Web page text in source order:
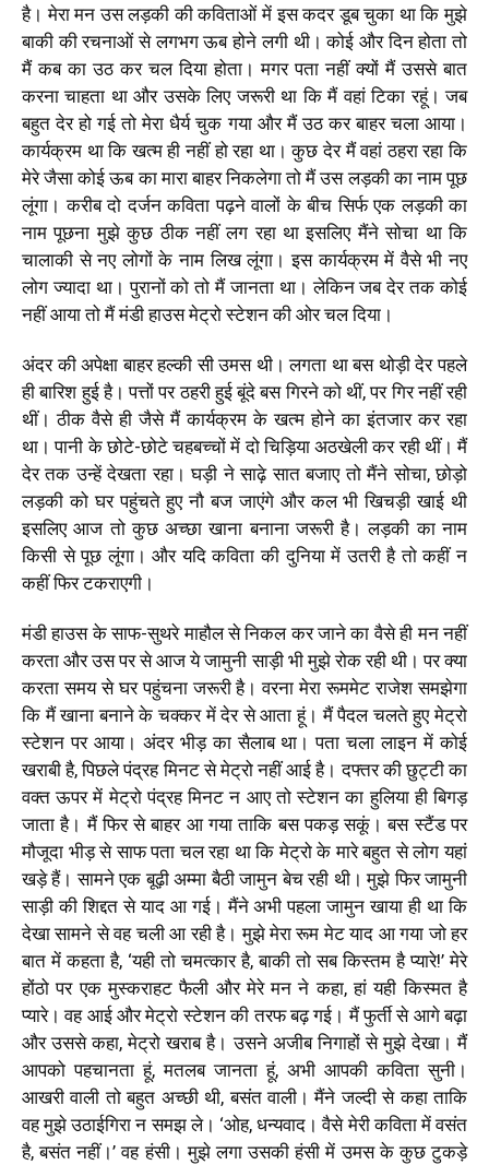
है। मेरा मन उस लड़की की कविताओं में इस कदर डूब चुका था कि मुझे
बाकी की रचनाओं से लगभग ऊब होने लगी थी। कोई और दिन होता तो
मैं कब का उठ कर चल दिया होता। मगर पता नहीं क्यों मैं उससे बात
करना चाहता था और उसके लिए जरूरी था कि मैं वहां टिका रहूं। जब
बहुत देर हो गई तो मेरा धैर्य चुक गया और मैं उठ कर बाहर चला आया।
कार्यक्रम था कि खत्म ही नहीं हो रहा था। कुछ देर मैं वहां ठहरा रहा कि
मेरे जैसा कोई ऊब का मारा बाहर निकलेगा तो मैं उस लड़की का नाम पूछ
लूंगा। करीब दो दर्जन कविता पढ़ने वालों के बीच सिर्फ एक लड़की का
नाम पूछना मुझे कुछ ठीक नहीं लग रहा था इसलिए मैंने सोचा था कि
चालाकी से नए लोगों के नाम लिख लूंगा। इस कार्यक्रम में वैसे भी नए
लोग ज्यादा था। पुरानों को तो मैं जानता था। लेकिन जब देर तक कोई
नहीं आया तो मैं मंडी हाउस मेट्रो स्टेशन की ओर चल दिया।
अंदर की अपेक्षा बाहर हल्की सी उमस थी। लगता था बस थोड़ी देर पहले
ही बारिश हुई है। पत्तों पर ठहरी हुई बूंदे बस गिरने को थीं, पर गिर नहीं रही
थीं। ठीक वैसे ही जैसे मैं कार्यक्रम के खत्म होने का इंतजार कर रहा
था। पानी के छोटे-छोटे चहबच्चों में दो चिड़िया अठखेली कर रही थीं। मैं
देर तक उन्हें देखता रहा। घड़ी ने साढ़े सात बजाए तो मैंने सोचा, छोड़ो
लड़की को घर पहुंचते हुए नौ बज जाएंगे और कल भी खिचड़ी खाई थी
इसलिए आज तो कुछ अच्छा खाना बनाना जरूरी है। लड़की का नाम
किसी से पूछ लूंगा। और यदि कविता की दुनिया में उतरी है तो कहीं न
कहीं फिर टकराएगी।
मंडी हाउस के साफ-सुथरे माहौल से निकल कर जाने का वैसे ही मन नहीं
करता और उस पर से आज ये जामुनी साड़ी भी मुझे रोक रही थी। पर क्या
करता समय से घर पहुंचना जरूरी है। वरना मेरा रूममेट राजेश समझेगा
कि मैं खाना बनाने के चक्कर में देर से आता हूं। मैं पैदल चलते हुए मेट्रो
स्टेशन पर आया। अंदर भीड़ का सैलाब था। पता चला लाइन में कोई
खराबी है, पिछले पंद्रह मिनट से मेट्रो नहीं आई है। दफ्तर की छुट्टी का
वक्त ऊपर में मेट्रो पंद्रह मिनट न आए तो स्टेशन का हुलिया ही बिगड़
जाता है। मैं फिर से बाहर आ गया ताकि बस पकड़ सकूं। बस स्टैंड पर
मौजूदा भीड़ से साफ पता चल रहा था कि मेट्रो के मारे बहुत से लोग यहां
खड़े हैं। सामने एक बूढ़ी अम्मा बैठी जामुन बेच रही थी। मुझे फिर जामुनी
साड़ी की शिद्दत से याद आ गई। मैंने अभी पहला जामुन खाया ही था कि
देखा सामने से वह चली आ रही है। मुझे मेरा रूम मेट याद आ गया जो हर
बात में कहता है, ‘यही तो चमत्कार है, बाकी तो सब किस्तम है प्यारे!’ मेरे
होंठो पर एक मुस्कराहट फैली और मेरे मन ने कहा, हां यही किस्मत है
प्यारे। वह आई और मेट्रो स्टेशन की तरफ बढ़ गई। मैं फुर्ती से आगे बढ़ा
और उससे कहा, मेट्रो खराब है। उसने अजीब निगाहों से मुझे देखा। मैं
आपको पहचानता हूं, मतलब जानता हूं, अभी आपकी कविता सुनी।
आखरी वाली तो बहुत अच्छी थी, बसंत वाली। मैंने जल्दी से कहा ताकि
वह मुझे उठाईगिरा न समझ ले। ‘ओह, धन्यवाद। वैसे मेरी कविता में वसंत
है, बसंत नहीं।’ वह हंसी। मुझे लगा उसकी हंसी में उमस के कुछ टुकड़े